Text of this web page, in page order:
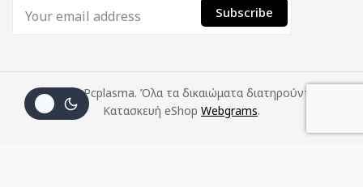
© 2026 Pcplasma. Όλα τα δικαιώματα διατηρούνται.
Κατασκευή eShop Webgrams.